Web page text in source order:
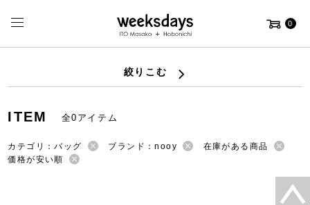
0
絞りこむ
ITEM 全0アイテム
カテゴリ：バッグ ブランド：nooy
在庫がある商品
価格が安い順